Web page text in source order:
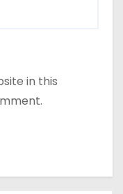
in this